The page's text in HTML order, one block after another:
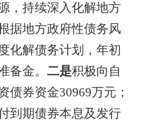
， 持续深入化解地方
据地方政府性债务风
化解债务计划， 年初
备金。 二是积极向自
债券资金30969万元；
到期债券本息及发行